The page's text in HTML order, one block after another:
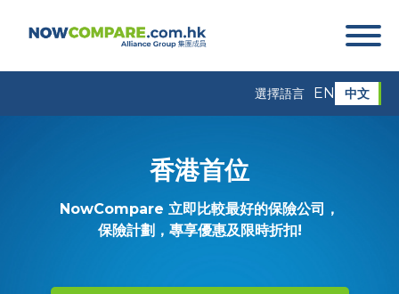
選擇語言 EN 中文
香港首位
NowCompare 立即比較最好的保險公司，
保險計劃，專享優惠及限時折扣!